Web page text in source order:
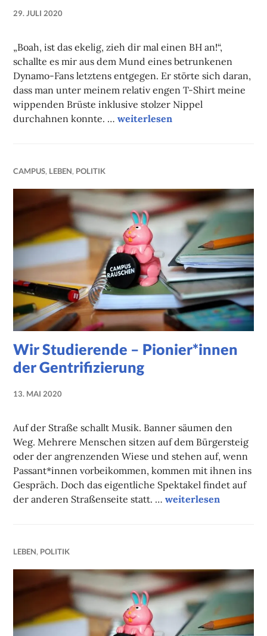
29. JULI 2020
„Boah, ist das ekelig, zieh dir mal einen BH an!“,
schallte es mir aus dem Mund eines betrunkenen
Dynamo-Fans letztens entgegen. Er störte sich daran,
dass man unter meinem relativ engen T-Shirt meine
wippenden Brüste inklusive stolzer Nippel
durchahnen konnte. …Brüste, Nippel und
weiterlesen
CAMPUS, LEBEN, POLITIK
Wir Studierende – Pionier*innen
der Gentrifizierung
13. MAI 2020
Auf der Straße schallt Musik. Banner säumen den
Weg. Mehrere Menschen sitzen auf dem Bürgersteig
oder der angrenzenden Wiese und stehen auf, wenn
Passant*innen vorbeikommen, kommen mit ihnen ins
Gespräch. Doch das eigentliche Spektakel findet auf
der anderen Straßenseite statt. …Wir Studierende –
weiterlesen
LEBEN, POLITIK